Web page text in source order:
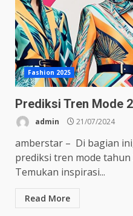
Fashion 2025
Prediksi Tren Mode
admin 21/07/2024
amberstar – Di bagian
prediksi tren mode tahun
Temukan inspirasi...
Read More